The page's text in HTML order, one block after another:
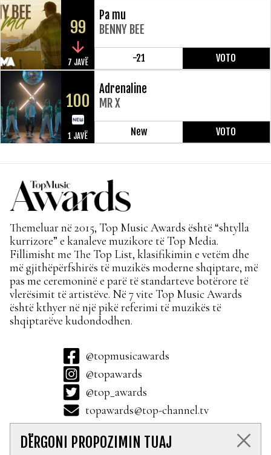
99
7 JAVË
Pa mu
BENNY BEE
-21 VOTO
100
1 JAVË
Adrenaline
MR X
New VOTO
DËRGONI PROPOZIMIN TUAJ
Themeluar në 2015, Top Music Awards është “shtylla
kurrizore” e kanaleve muzikore të Top Media.
Fillimisht me The Top List, klasifikimin e vetëm dhe
më gjithëpërfshirës të muzikës moderne shqiptare, më
pas me ceremoninë e parë të standarteve botërore të
vlerësimit të artistëve. Në 7 vite Top Music Awards
është kthyer në një pikë referimi të muzikës të
shqiptarëve kudondodhen.
@topmusicawards
@topawards
@top_awards
topawards@top-channel.tv